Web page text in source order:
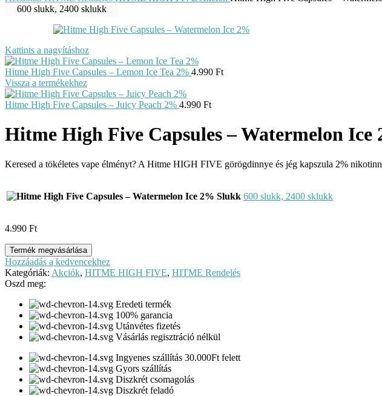
600 slukk, 2400 sklukk
Kattints a nagyításhoz
Hitme High Five Capsules – Lemon Ice Tea 2% 4.990 Ft
Vissza a termékekhez
Hitme High Five Capsules – Juicy Peach 2% 4.990 Ft
Hitme High Five Capsules – Watermelon Ice
Keresed a tökéletes vape élményt? A Hitme HIGH FIVE görögdinnye és jég kapszula 2%
Slukk 600 slukk, 2400 sklukk
4.990 Ft
Termék megvásárlása
Hozzáadás a kedvencekhez
Kategóriák: Akciók, HITME HIGH FIVE, HITME Rendelés
Oszd meg:
Eredeti termék
100% garancia
Utánvétes fizetés
Vásárlás regisztráció nélkül
Ingyenes szállítás 30.000Ft felett
Gyors szállítás
Diszkrét csomagolás
Diszkrét feladó